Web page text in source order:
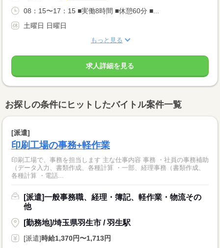
08：15〜17：15 ■実働8時間 ■休憩60分 ■...
土曜日 日曜日
もっと見る
求人詳細を見る
お探しの条件にヒットしたバイトル案件一覧
[派遣]
印刷工場の事務+軽作業
印刷工場で、事務を担当します 主な仕事内容 事務 ・社員の事務補助
（データ入力、書類作成、各種計算 ・一部、経理事務（書類作成、
各種計算 ・電話...
[派遣]一般事務職、経理・簿記、軽作業・物流その
他
[勤務地]/埼玉県羽生市 / 羽生駅
[派遣]時給1,370円〜1,713円